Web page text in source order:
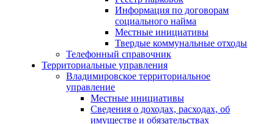
Информация по договорам
социального найма
Местные инициативы
Твердые коммунальные отходы
Телефонный справочник
Территориальные управления
Владимировское территориальное
управление
Местные инициативы
Сведения о доходах, расходах, об
имуществе и обязательствах